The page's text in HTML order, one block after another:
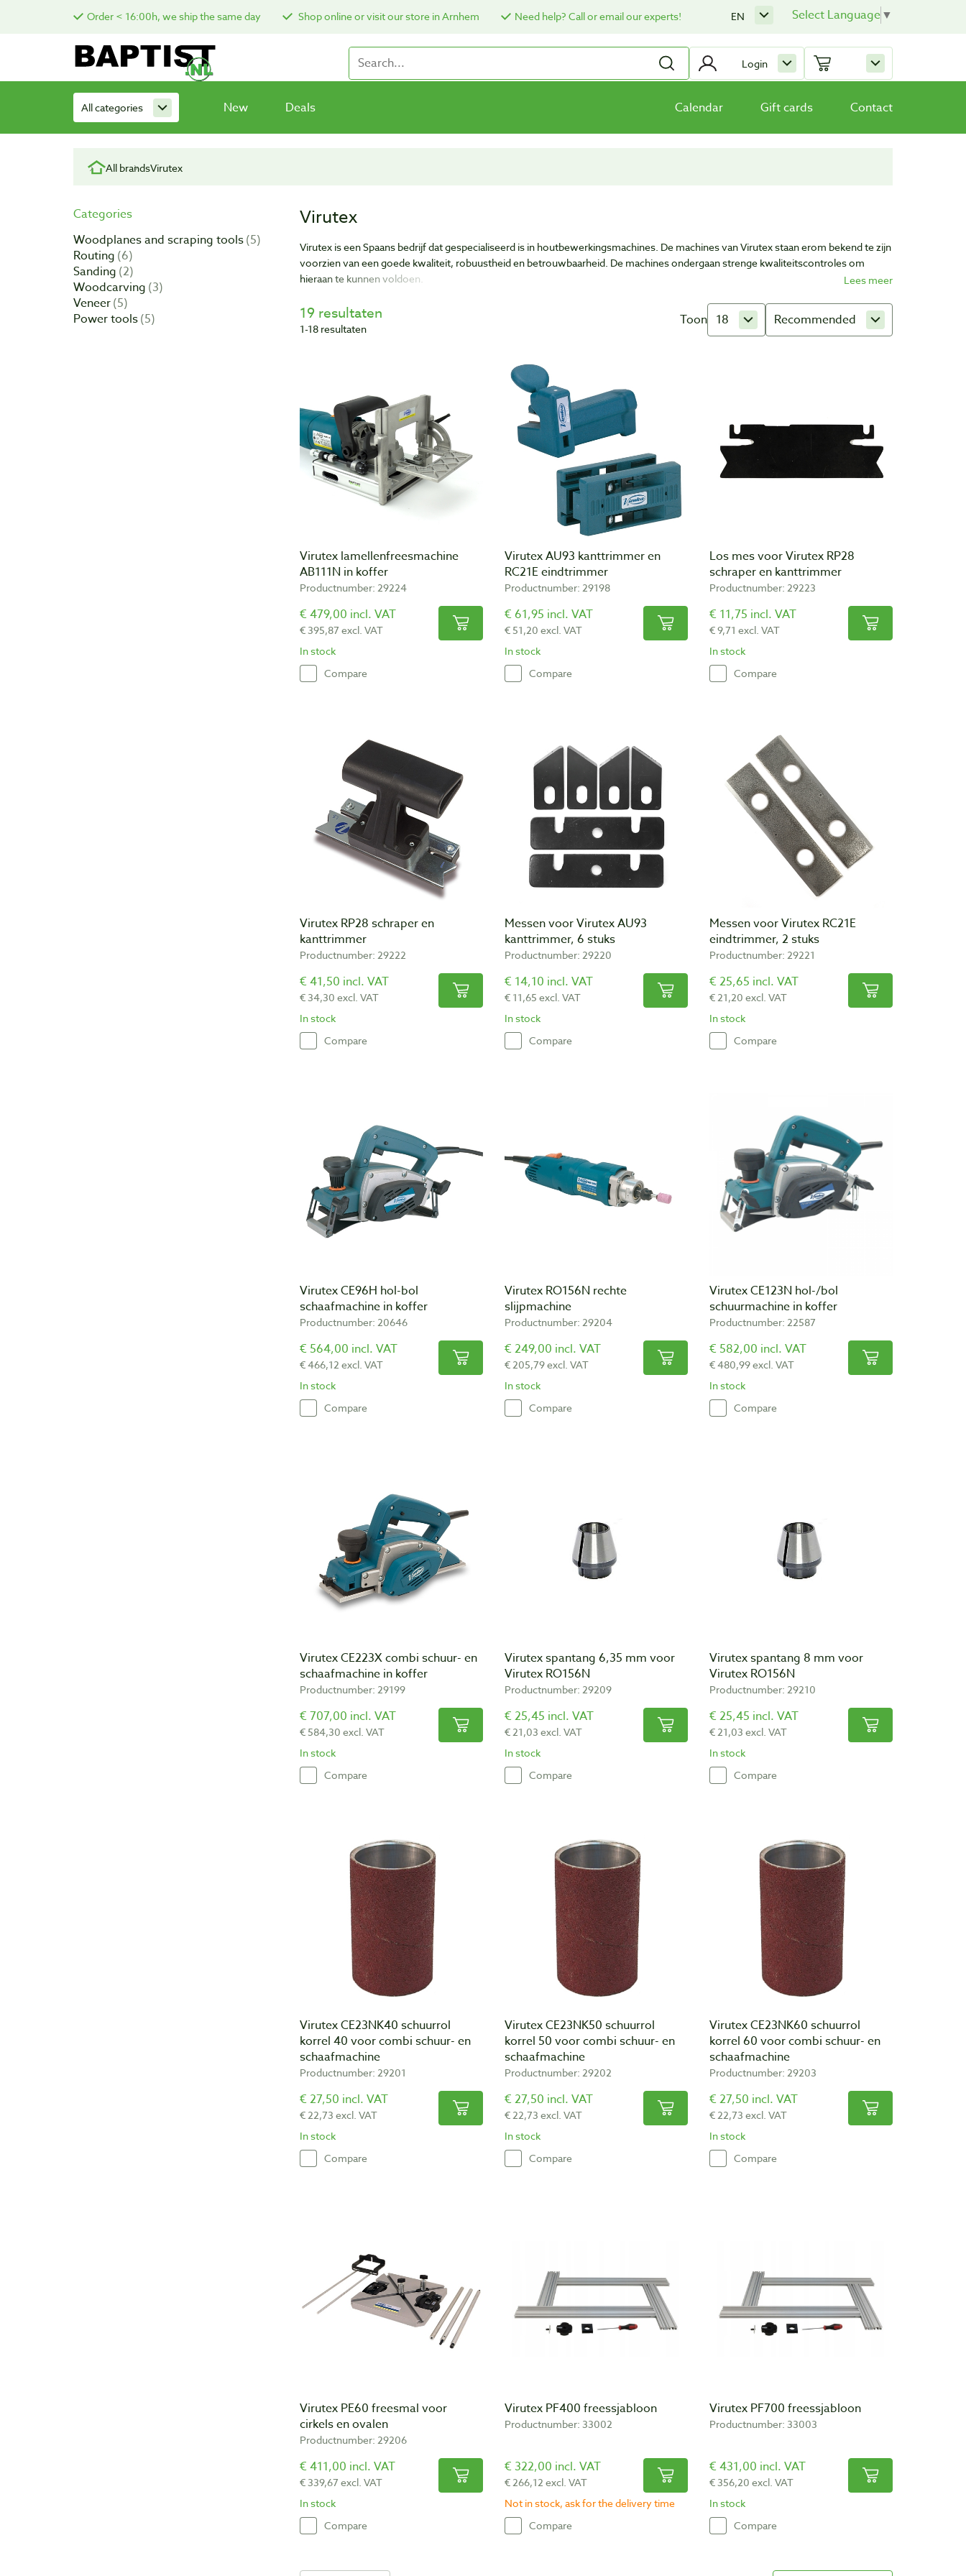
Order < 16:00h, we ship the same day Shop online or visit our store in Arnhem Need help? Call or email our experts! Select Language▼
EN
Login
All categories New Deals Calendar Gift cards Contact
All brandsVirutex
Categories
Woodplanes and scraping tools 5
Routing 6
Sanding 2
Woodcarving 3
Veneer 5
Power tools 5
Virutex
Virutex is een Spaans bedrijf dat gespecialiseerd is in houtbewerkingsmachines. De machines van Virutex staan erom bekend te zijn
voorzien van een goede kwaliteit, robuustheid en betrouwbaarheid. De machines ondergaan strenge kwaliteitscontroles om
hieraan te kunnen voldoen.
19 resultaten
1-18 resultaten
Toon 18 Recommended
Virutex lamellenfreesmachine
AB111N in koffer
Productnumber: 29224
€ 479,00 incl. VAT
€ 395,87 excl. VAT
In stock
Compare
Virutex AU93 kanttrimmer en
RC21E eindtrimmer
Productnumber: 29198
€ 61,95 incl. VAT
€ 51,20 excl. VAT
In stock
Compare
Los mes voor Virutex RP28
schraper en kanttrimmer
Productnumber: 29223
€ 11,75 incl. VAT
€ 9,71 excl. VAT
In stock
Compare
Virutex RP28 schraper en
kanttrimmer
Productnumber: 29222
€ 41,50 incl. VAT
€ 34,30 excl. VAT
In stock
Compare
Messen voor Virutex AU93
kanttrimmer, 6 stuks
Productnumber: 29220
€ 14,10 incl. VAT
€ 11,65 excl. VAT
In stock
Compare
Messen voor Virutex RC21E
eindtrimmer, 2 stuks
Productnumber: 29221
€ 25,65 incl. VAT
€ 21,20 excl. VAT
In stock
Compare
Virutex CE96H hol-bol
schaafmachine in koffer
Productnumber: 20646
€ 564,00 incl. VAT
€ 466,12 excl. VAT
In stock
Compare
Virutex RO156N rechte
slijpmachine
Productnumber: 29204
€ 249,00 incl. VAT
€ 205,79 excl. VAT
In stock
Compare
Virutex CE123N hol-/bol
schuurmachine in koffer
Productnumber: 22587
€ 582,00 incl. VAT
€ 480,99 excl. VAT
In stock
Compare
Virutex CE223X combi schuur- en
schaafmachine in koffer
Productnumber: 29199
€ 707,00 incl. VAT
€ 584,30 excl. VAT
In stock
Compare
Virutex spantang 6,35 mm voor
Virutex RO156N
Productnumber: 29209
€ 25,45 incl. VAT
€ 21,03 excl. VAT
In stock
Compare
Virutex spantang 8 mm voor
Virutex RO156N
Productnumber: 29210
€ 25,45 incl. VAT
€ 21,03 excl. VAT
In stock
Compare
Virutex CE23NK40 schuurrol
korrel 40 voor combi schuur- en
schaafmachine
Productnumber: 29201
€ 27,50 incl. VAT
€ 22,73 excl. VAT
In stock
Compare
Virutex CE23NK50 schuurrol
korrel 50 voor combi schuur- en
schaafmachine
Productnumber: 29202
€ 27,50 incl. VAT
€ 22,73 excl. VAT
In stock
Compare
Virutex CE23NK60 schuurrol
korrel 60 voor combi schuur- en
schaafmachine
Productnumber: 29203
€ 27,50 incl. VAT
€ 22,73 excl. VAT
In stock
Compare
Virutex PE60 freesmal voor
cirkels en ovalen
Productnumber: 29206
€ 411,00 incl. VAT
€ 339,67 excl. VAT
In stock
Compare
Virutex PF400 freessjabloon
Productnumber: 33002
€ 322,00 incl. VAT
€ 266,12 excl. VAT
Not in stock, ask for the delivery time
Compare
Virutex PF700 freessjabloon
Productnumber: 33003
€ 431,00 incl. VAT
€ 356,20 excl. VAT
In stock
Compare